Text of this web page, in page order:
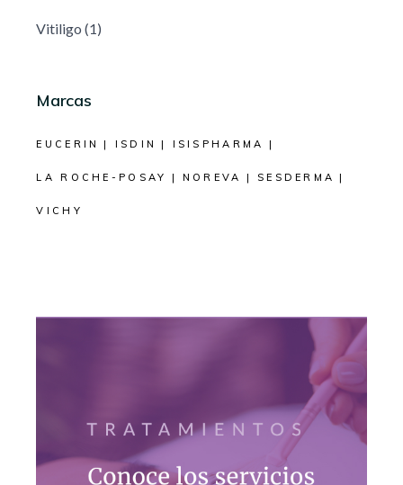
Vitiligo (1)
Marcas
EUCERIN ISDIN ISISPHARMA
LA ROCHE-POSAY NOREVA SESDERMA
VICHY